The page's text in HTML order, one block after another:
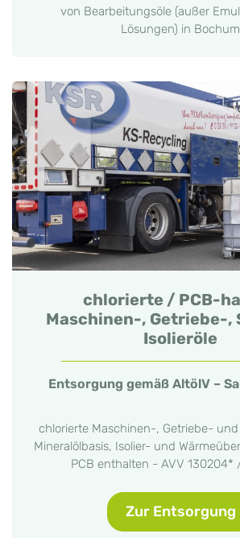
von Bearbeitungsöle (außer
Lösungen) in Bochum
chlorierte / PCB-
Maschinen-, Getriebe-,
Isolieröle
Entsorgung gemäß AltölV –
chlorierte Maschinen-, Getriebe-
Mineralölbasis, Isolier- und
PCB enthalten - AVV 130204*
Zur Entsorgung